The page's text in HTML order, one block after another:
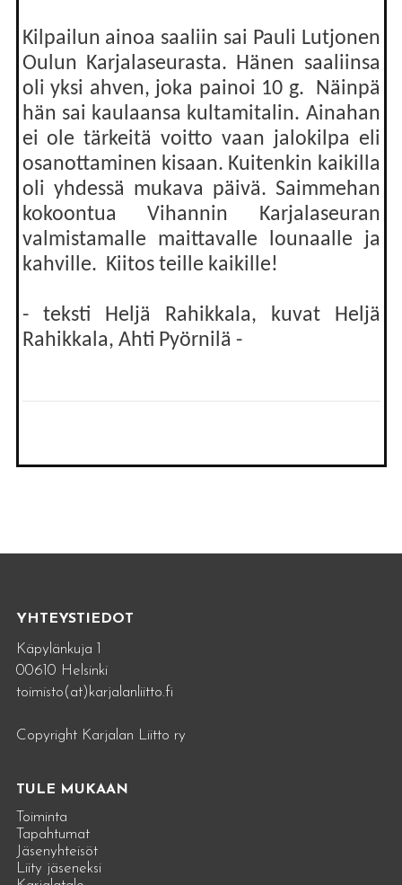
Kilpailun ainoa saaliin sai Pauli Lutjonen
Oulun Karjalaseurasta. Hänen saaliinsa
oli yksi ahven, joka painoi 10 g. Näinpä
hän sai kaulaansa kultamitalin. Ainahan
ei ole tärkeitä voitto vaan jalokilpa eli
osanottaminen kisaan. Kuitenkin kaikilla
oli yhdessä mukava päivä. Saimmehan
kokoontua Vihannin Karjalaseuran
valmistamalle maittavalle lounaalle ja
kahville. Kiitos teille kaikille!
- teksti Heljä Rahikkala, kuvat Heljä
Rahikkala, Ahti Pyörnilä -
YHTEYSTIEDOT
Käpylänkuja 1
00610 Helsinki
toimisto(at)karjalanliitto.fi
Copyright Karjalan Liitto ry
TULE MUKAAN
Toiminta
Tapahtumat
Jäsenyhteisöt
Liity jäseneksi